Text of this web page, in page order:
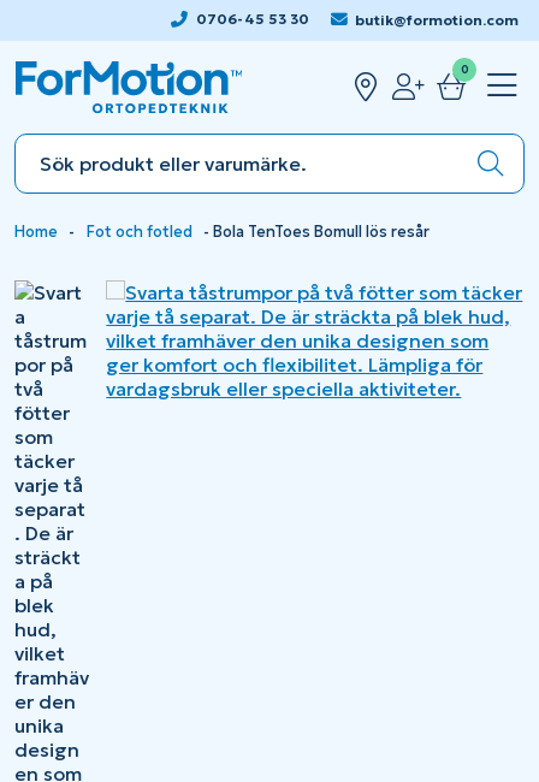
0706-45 53 30 butik@formotion.com
0
Home - Fot och fotled - Bola TenToes Bomull lös resår